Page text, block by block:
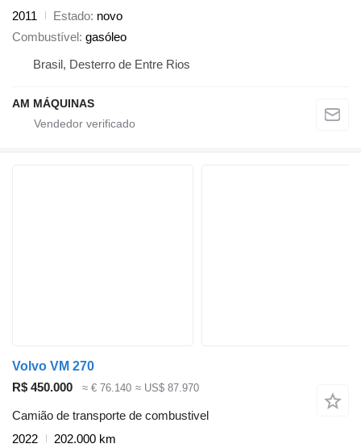
2011
Estado novo
Combustível gasóleo
Brasil, Desterro de Entre Rios
AM MÁQUINAS
Volvo VM 270
R$ 450.000
≈ € 76.140 ≈ US$ 87.970
Camião de transporte de combustivel
2022
202.000 km